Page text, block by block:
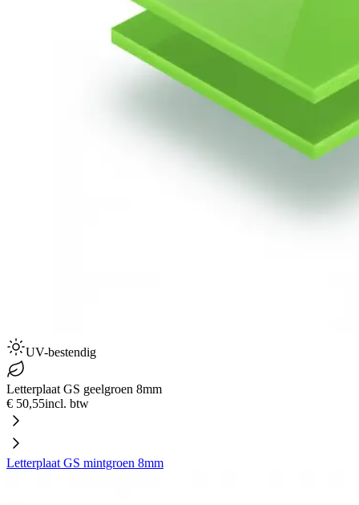
UV-bestendig
Letterplaat GS geelgroen 8mm
€ 50,55incl. btw
Letterplaat GS mintgroen 8mm